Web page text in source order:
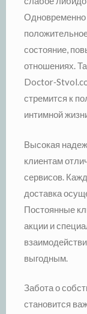
Одновременно
состояние,
отношениях.
стремится к
интимной
Высокая
клиентам
сервисов.
доставка
Постоянные
акции и
выгодным.
Забота о
становится